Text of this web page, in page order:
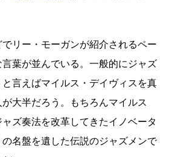
リー・モーガンが紹介されるペー
言葉が並んでいる。一般的にジャズ
言えばマイルス・デイヴィスを真
大半だろう。もちろんマイルス
ズ奏法を改革してきたイノベータ
名盤を遺した伝説のジャズメンで